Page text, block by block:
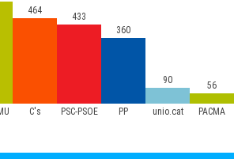
C's PSC-PSOE PP unio.cat PACMA
464
433
360
90 56